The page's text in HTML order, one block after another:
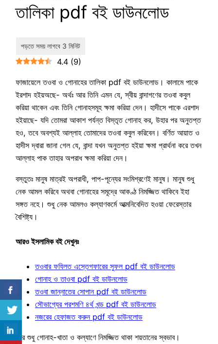
তালিকা pdf বই ডাউনলোড
4.4 (9)
ফাজায়েলে তওবা ও গোনাহের তালিকা pdf বই ডাউনলোড। কালামে পাকে
ইরশাদ হইয়অছে- অর্থঃ আর তিনি এমন যে, স্বীয় বান্দাগণের তওবা কবুল
করিয়া থাকেন এবং তিনি গোনাহসমূহ ক্ষমা করিয়া দেন। হাদীসে পাকে এরশাদ
হইয়াছে- যদি তোমরা আকাশ পর্যন্ত বিস্তৃত গোনাহ কর, উহার পর অনুতপ্ত
হও, তবে অবশ্যই আল্লাহ তোমাদের তওবা কবুল করিবেন। বর্ণিত আয়াত ও
হাদীস দ্বারা জানা গেল যে, বান্দা যখন অনুতপ্ত হইয়া ক্ষমা প্রার্থনা করে তখন
আল্লাহ পাক তাহার অপরাধ ক্ষমা করিয়া দেন।
বস্তুতঃ মানুষ মাত্রই অপরাধী, পাপ-পূন্যের সংমিশ্রণেই মানুষ। মানুষ শুধু
নেক আমল করিবে অথবা গোনাহের সমূদ্রে আকণ্ঠ নিমজ্জিত থাকিবে ইহা
সঙ্গত নহে। শুধু নেক আমলও কল্যাণকর্মে আত্মনিবেদিত হওয়া ফেরেস্তার
বৈশিষ্ট্য।
আরও ইসলামিক বই দেখুনঃ
তওবার ফযিলত এস্তেগফারের সুফল pdf বই ডাউনলোড
গোনাহ ও তাওবা pdf বই ডাউনলোড
তওবা জান্নাতের সোপান pdf বই ডাউনলোড
সৌভাগ্যের পরশমণি ৪র্থ খন্ড pdf বই ডাউনলোড
নজরের হেফাজত করুন pdf বই ডাউনলোড
আর শুধু গোনাহ-খাতা ও কল্যাণে নিমজ্জিত থাকা শয়তানের স্বভাব।